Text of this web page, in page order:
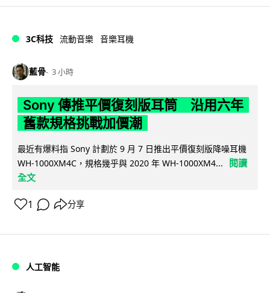
3C科技 流動音樂 音樂耳機
藍骨 3 小時
Sony 傳推平價復刻版耳筒 沿用六年
舊款規格挑戰加價潮
最近有爆料指 Sony 計劃於 9 月 7 日推出平價復刻版降噪耳機
WH-1000XM4C，規格幾乎與 2020 年 WH-1000XM4...
閱讀
全文
1 分享
人工智能